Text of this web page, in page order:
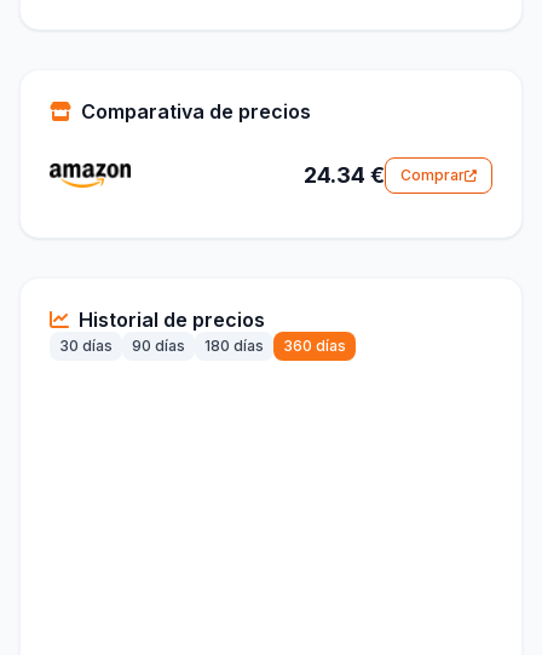
Comparativa de precios
24.34 € Comprar
Historial de precios
30 días 90 días 180 días 360 días